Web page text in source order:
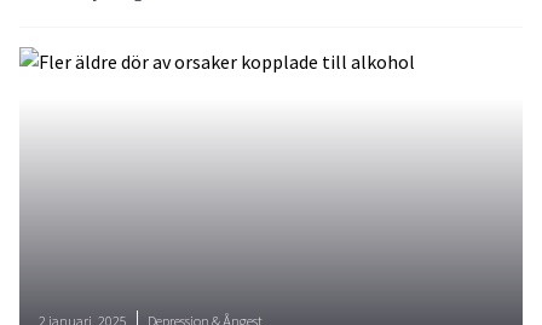
2 januari, 2025 Depression & Ångest